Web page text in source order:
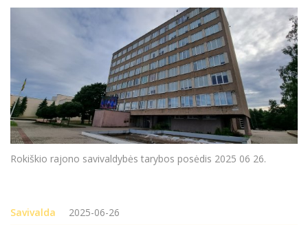
Rokiškio rajono savivaldybės tarybos posėdis 2025 06 26.
Savivalda 2025-06-26